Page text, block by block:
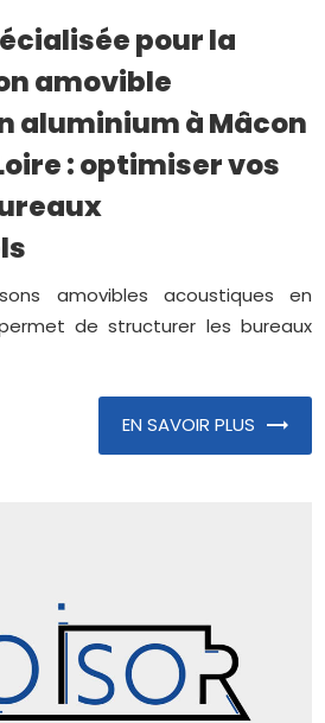
pour la
amovible
aluminium à Mâcon
: optimiser vos
amovibles acoustiques en
de structurer les bureaux
EN SAVOIR PLUS